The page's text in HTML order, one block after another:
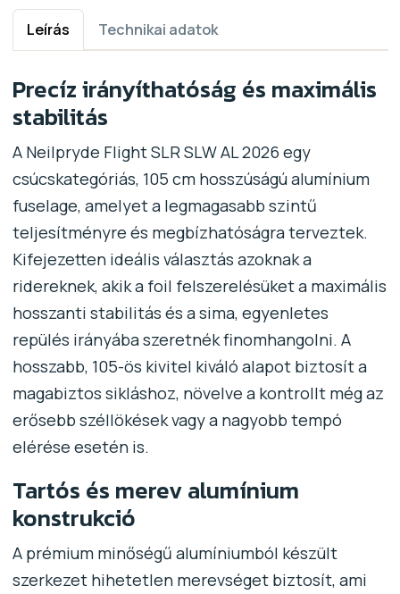
Leírás Technikai adatok
Precíz irányíthatóság és maximális
stabilitás
A Neilpryde Flight SLR SLW AL 2026 egy
csúcskategóriás, 105 cm hosszúságú alumínium
fuselage, amelyet a legmagasabb szintű
teljesítményre és megbízhatóságra terveztek.
Kifejezetten ideális választás azoknak a
ridereknek, akik a foil felszerelésüket a maximális
hosszanti stabilitás és a sima, egyenletes
repülés irányába szeretnék finomhangolni. A
hosszabb, 105-ös kivitel kiváló alapot biztosít a
magabiztos sikláshoz, növelve a kontrollt még az
erősebb széllökések vagy a nagyobb tempó
elérése esetén is.
Tartós és merev alumínium
konstrukció
A prémium minőségű alumíniumból készült
szerkezet hihetetlen merevséget biztosít, ami